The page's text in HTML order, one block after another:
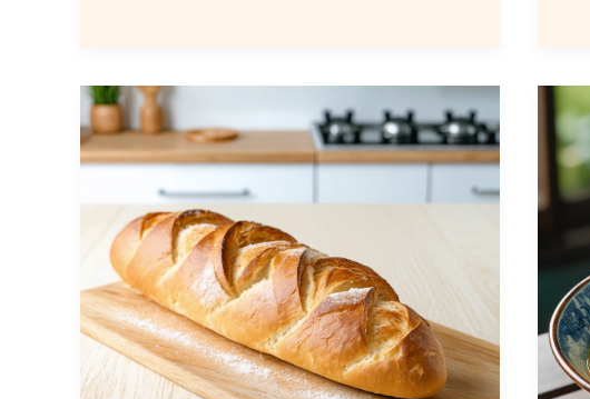
:
découvrez
5
recettes
minceur
étonnantes
le
7
du